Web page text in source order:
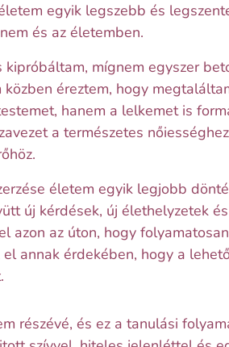
egyik legszebb és
és az életemben.
mígnem egyszer
éreztem, hogy
hanem a lelkemet is
a természetes
életem egyik legjobb
új kérdések, új élethelyzetek
azon az úton, hogy
annak érdekében, hogy a
részévé, és ez a tanulási